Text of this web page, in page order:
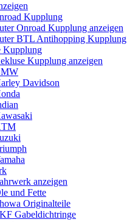
Kupplung
Onroad Kupplung anzeigen
BTL Antihopping Kupplung
Kupplung
Kupplung anzeigen
Davidson
anzeigen
und Fette
Originalteile
Gabeldichtringe